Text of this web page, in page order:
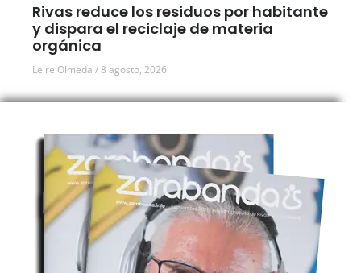
Rivas reduce los residuos por habitante
y dispara el reciclaje de materia
orgánica
Leire Olmeda 8 agosto, 2026